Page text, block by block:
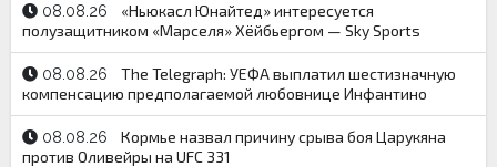
08.08.26
«Ньюкасл Юнайтед» интересуется
полузащитником «Марселя» Хёйбьергом — Sky Sports
08.08.26
The Telegraph: УЕФА выплатил шестизначную
компенсацию предполагаемой любовнице Инфантино
08.08.26
Кормье назвал причину срыва боя Царукяна
против Оливейры на UFC 331